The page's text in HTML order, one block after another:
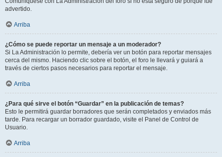
advertido.
Arriba
¿Cómo se puede reportar un mensaje a un moderador?
Si La Administración lo permite, debería ver un botón para reportar mensajes
cerca del mismo. Haciendo clic sobre el botón, el foro le llevará y guiará a
través de ciertos pasos necesarios para reportar el mensaje.
Arriba
¿Para qué sirve el botón “Guardar” en la publicación de temas?
Esto le permitirá guardar borradores que serán completados y enviados más
tarde. Para recargar un borrador guardado, visite el Panel de Control de
Usuario.
Arriba